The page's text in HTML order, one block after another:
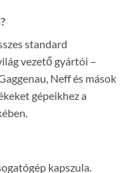
standard
vezető gyártói –
Neff és mások
gépeikhez a
kapszula.